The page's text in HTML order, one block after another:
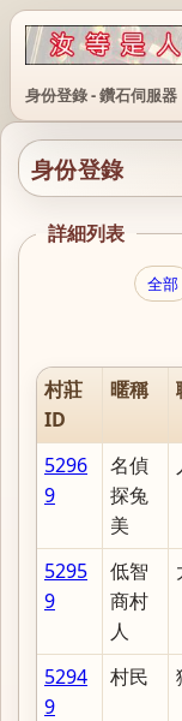
身份登錄 - 鑽石伺服器
身份登錄
詳細列表
全部
村莊
ID
暱稱
5296
9
名偵
探兔
美
5295
9
低智
商村
人
5294
9
村民